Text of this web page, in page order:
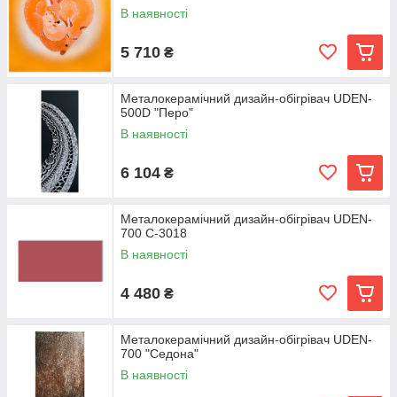
В наявності
5 710 ₴
Металокерамічний дизайн-обігрівач UDEN-
500D "Перо"
В наявності
6 104 ₴
Металокерамічний дизайн-обігрівач UDEN-
700 C-3018
В наявності
4 480 ₴
Металокерамічний дизайн-обігрівач UDEN-
700 "Седона"
В наявності